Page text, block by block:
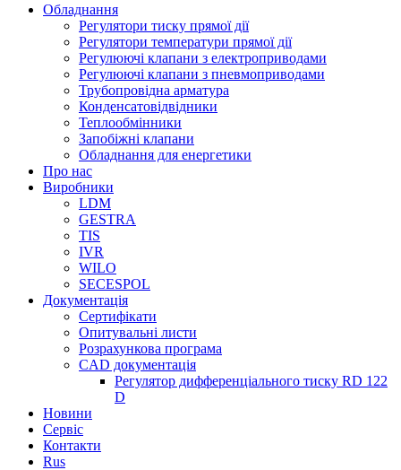
Обладнання
Регулятори тиску прямої дії
Регулятори температури прямої дії
Регулюючі клапани з електроприводами
Регулюючі клапани з пневмоприводами
Трубопровідна арматура
Конденсатовідвідники
Теплообмінники
Запобіжні клапани
Обладнання для енергетики
Про нас
Виробники
LDM
GESTRA
TIS
IVR
WILO
SECESPOL
Документація
Сертифікати
Опитувальні листи
Розрахункова програма
CAD документація
Регулятор дифференціального тиску RD 122
D
Новини
Сервіс
Контакти
Rus